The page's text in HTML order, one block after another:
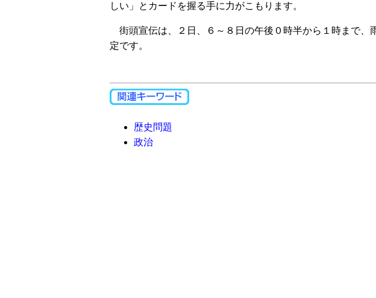
しい」とカードを握る手に力がこもります。
街頭宣伝は、２日、６～８日の午後０時半から１時まで、
定です。
歴史問題
政治